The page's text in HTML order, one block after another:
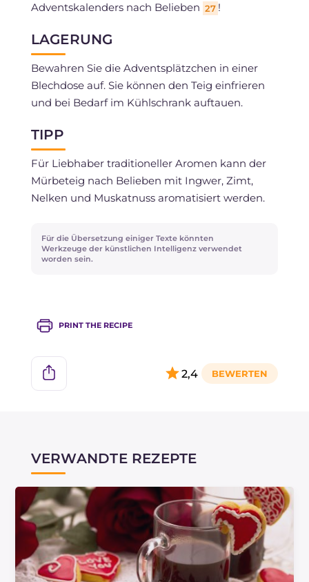
Adventskalenders nach Belieben 27 !
LAGERUNG
Bewahren Sie die Adventsplätzchen in einer
Blechdose auf. Sie können den Teig einfrieren
und bei Bedarf im Kühlschrank auftauen.
TIPP
Für Liebhaber traditioneller Aromen kann der
Mürbeteig nach Belieben mit Ingwer, Zimt,
Nelken und Muskatnuss aromatisiert werden.
Für die Übersetzung einiger Texte könnten
Werkzeuge der künstlichen Intelligenz verwendet
worden sein.
PRINT THE RECIPE
2,4
VERWANDTE REZEPTE